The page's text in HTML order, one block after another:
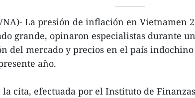
La presión de inflación en Vietnamen
grande, opinaron especialistas durante
del mercado y precios en el país
año.
la cita, efectuada por el Instituto de